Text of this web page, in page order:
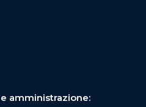
amministrazione: